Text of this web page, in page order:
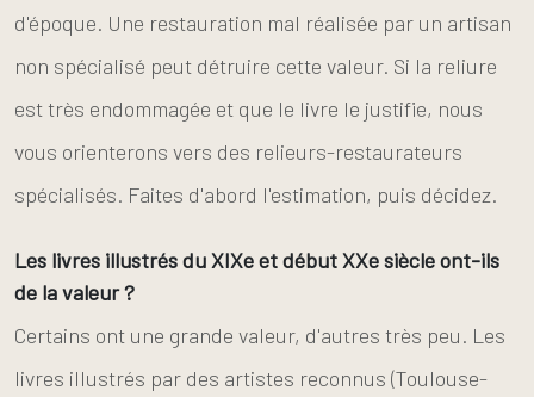
d'époque. Une restauration mal réalisée par un artisan
non spécialisé peut détruire cette valeur. Si la reliure
est très endommagée et que le livre le justifie, nous
vous orienterons vers des relieurs-restaurateurs
spécialisés. Faites d'abord l'estimation, puis décidez.
Les livres illustrés du XIXe et début XXe siècle ont-ils
de la valeur ?
Certains ont une grande valeur, d'autres très peu. Les
livres illustrés par des artistes reconnus (Toulouse-